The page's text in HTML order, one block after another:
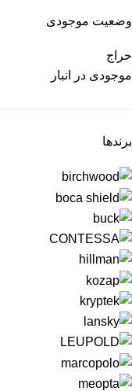
وضعیت موجودی
حراج
موجودی در انبار
برندها